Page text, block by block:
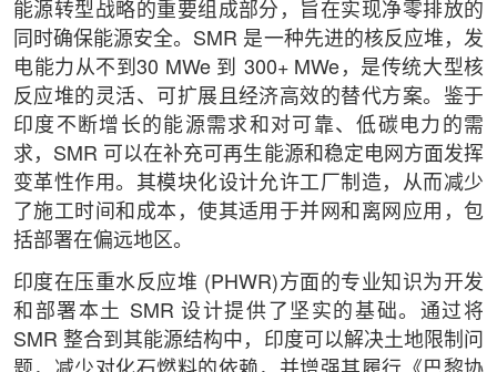
能源转型战略的重要组成部分，旨在实现净零排放的
同时确保能源安全。SMR 是一种先进的核反应堆，发
电能力从不到30 MWe 到 300+ MWe，是传统大型核
反应堆的灵活、可扩展且经济高效的替代方案。鉴于
印度不断增长的能源需求和对可靠、低碳电力的需
求，SMR 可以在补充可再生能源和稳定电网方面发挥
变革性作用。其模块化设计允许工厂制造，从而减少
了施工时间和成本，使其适用于并网和离网应用，包
括部署在偏远地区。
印度在压重水反应堆 (PHWR)方面的专业知识为开发
和部署本土 SMR 设计提供了坚实的基础。通过将
SMR 整合到其能源结构中，印度可以解决土地限制问